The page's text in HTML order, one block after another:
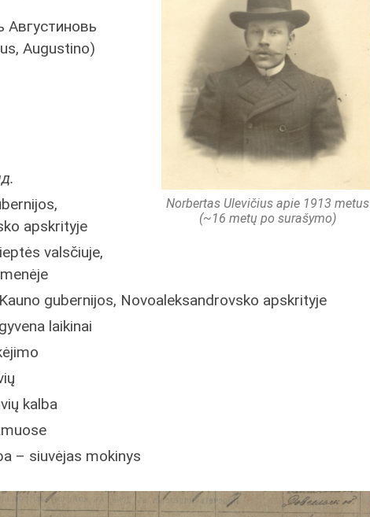
Norbertas Ulevičius apie 1913 metus
(~16 metų po surašymo)
Августиновь
Augustino)
apskrityje
valsčiuje,
gubernijos, Novoaleksandrovsko apskrityje
laikinai
kalba
– siuvėjas mokinys